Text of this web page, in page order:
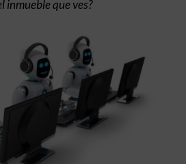
inmueble que ves?